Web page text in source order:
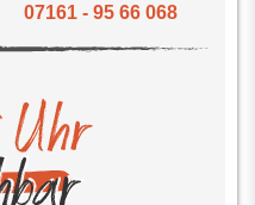
07161 - 95 66 068